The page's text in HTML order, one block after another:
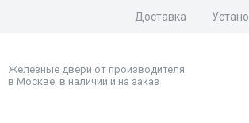
Доставка
Железные двери от производителя
в Москве, в наличии и на заказ